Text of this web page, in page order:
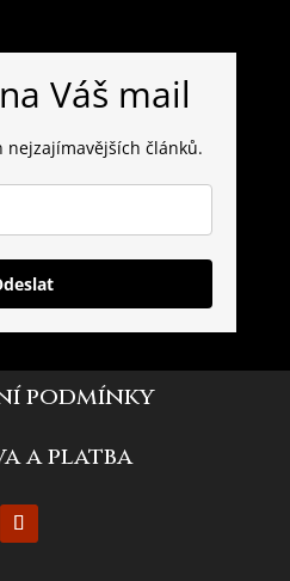
Váš mail
nejzajímavějších článků.
podmínky
a platba